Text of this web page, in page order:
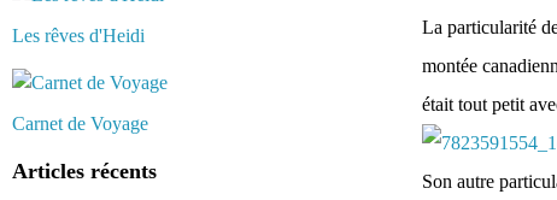
Les rêves d'Heidi
Carnet de Voyage
Articles récents
La particularité
montée
était tout petit
Son autre